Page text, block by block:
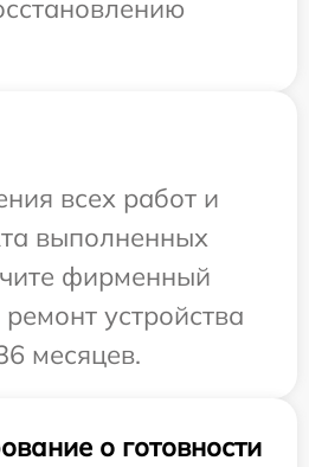
всех работ и
выполненных
фирменный
устройства
месяцев.
о готовности